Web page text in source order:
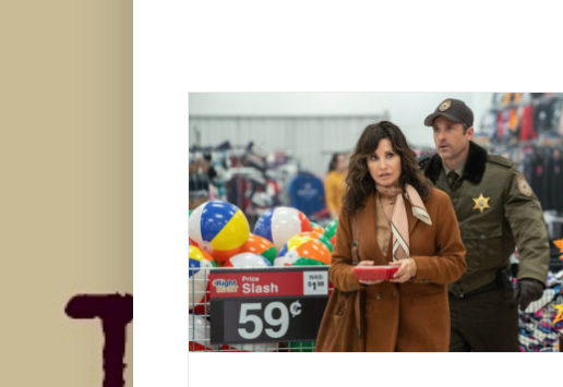
U domaće bioskope stiže novi hit horor „Crni petak“
Život i zabava